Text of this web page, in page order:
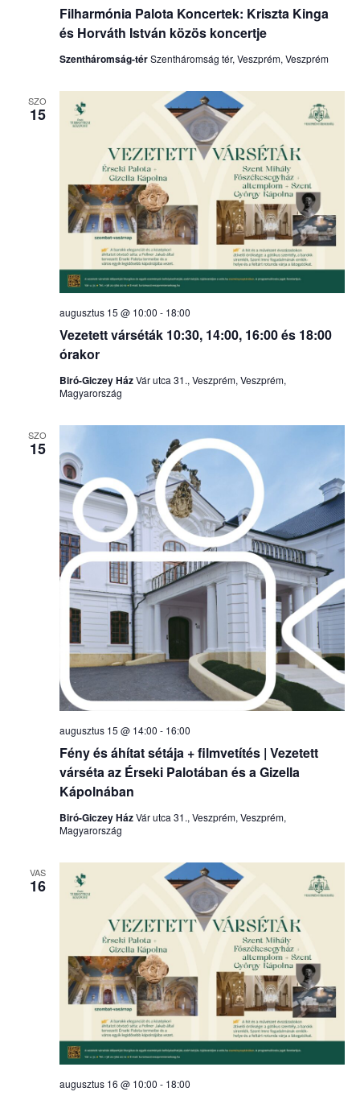
Filharmónia Palota Koncertek: Kriszta Kinga
és Horváth István közös koncertje
Szentháromság-térSzentháromság tér, Veszprém, Veszprém
SZO
15
Vezetett várséták 10:30, 14:00, 16:00 és 18:00
órakor
augusztus 15 @ 10:00 - 18:00
Biró-Giczey HázVár utca 31., Veszprém, Veszprém,
Magyarország
SZO
15
Fény és áhítat sétája + filmvetítés | Vezetett
várséta az Érseki Palotában és a Gizella
Kápolnában
augusztus 15 @ 14:00 - 16:00
Biró-Giczey HázVár utca 31., Veszprém, Veszprém,
Magyarország
VAS
16
augusztus 16 @ 10:00 - 18:00